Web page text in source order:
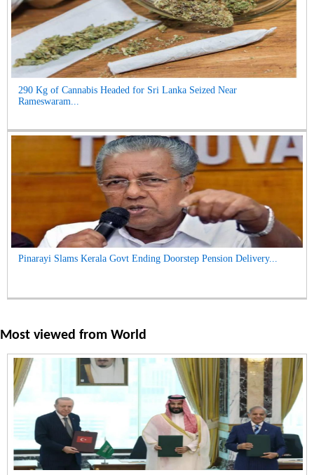
290 Kg of Cannabis Headed for Sri Lanka Seized Near
Rameswaram...
Pinarayi Slams Kerala Govt Ending Doorstep Pension Delivery...
Most viewed from World